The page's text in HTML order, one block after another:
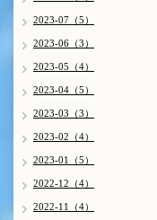
2023-07（5）
2023-06（3）
2023-05（4）
2023-04（5）
2023-03（3）
2023-02（4）
2023-01（5）
2022-12（4）
2022-11（4）